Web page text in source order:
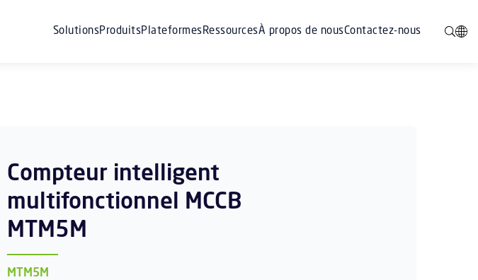
SolutionsProduitsPlateformesRessourcesÀ propos de nousContactez-nous
Compteur intelligent
multifonctionnel MCCB
MTM5M
MTM5M